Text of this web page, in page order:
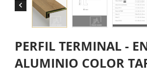

PERFIL TERMINAL -
ALUMINIO COLOR